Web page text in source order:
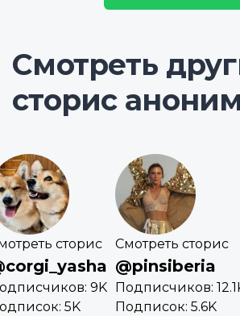
Смотреть
сторис
сторис
9K
5K
Смотреть сторис
@pinsiberia
Подписчиков:
Подписок: 5.6K